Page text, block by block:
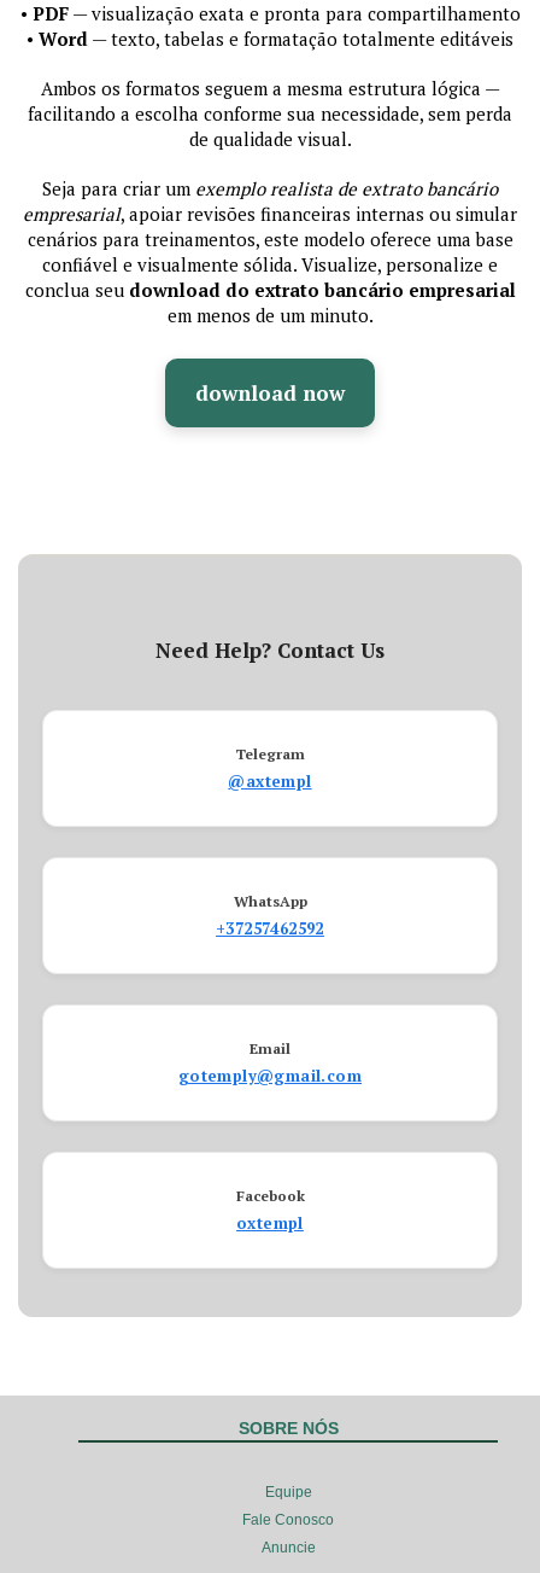
• PDF— visualização exata e pronta para compartilhamento
• Word — texto, tabelas e formatação totalmente editáveis
Ambos os formatos seguem a mesma estrutura lógica —
facilitando a escolha conforme sua necessidade, sem perda
de qualidade visual.
Seja para criar um exemplo realista de extrato bancário
empresarial, apoiar revisões financeiras internas ou simular
cenários para treinamentos, este modelo oferece uma base
confiável e visualmente sólida. Visualize, personalize e
conclua seu download do extrato bancário empresarial
em menos de um minuto.
download now
Need Help? Contact Us
Telegram
@axtempl
WhatsApp
+37257462592
Email
gotemply@gmail.com
Facebook
oxtempl
SOBRE NÓS
Equipe
Fale Conosco
Anuncie